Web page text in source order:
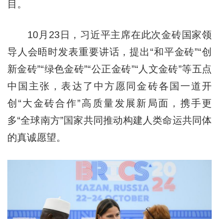
目。
10月23日，习近平主席在此次金砖国家领
导人会晤时发表重要讲话，提出“和平金砖”“创
新金砖”“绿色金砖”“公正金砖”“人文金砖”等五点
中国主张，表达了中方愿同金砖各国一道开
创“大金砖合作”高质量发展新局面，携手更
多“全球南方”国家共同推动构建人类命运共同体
的真诚愿望。